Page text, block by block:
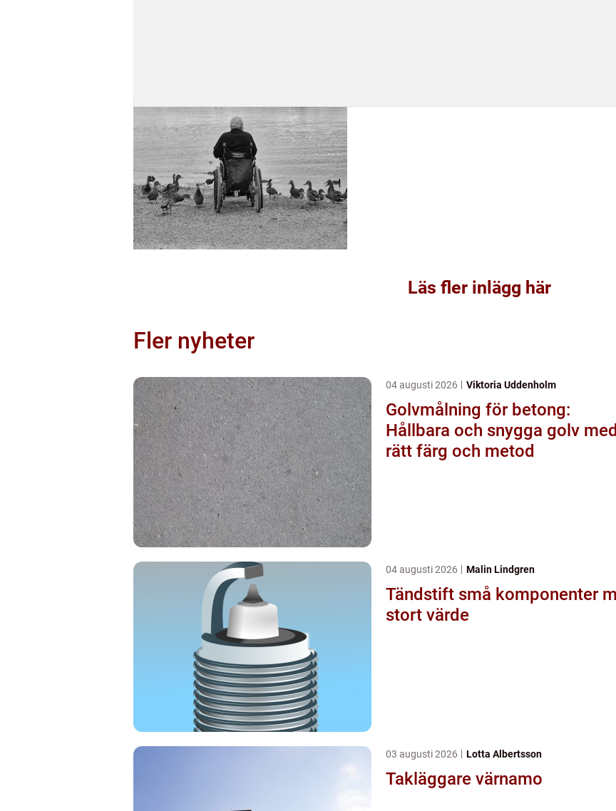
Läs fler inlägg här
Fler nyheter
04 augusti 2026 Viktoria Uddenholm
Golvmålning för betong:
Hållbara och snygga golv med
rätt färg och metod
04 augusti 2026 Malin Lindgren
Tändstift små komponenter med
stort värde
03 augusti 2026 Lotta Albertsson
Takläggare värnamo